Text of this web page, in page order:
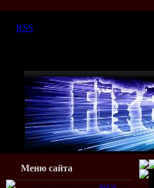
RSS
Меню сайта
Для красивого отображения этого блока требуется Flash Player 9